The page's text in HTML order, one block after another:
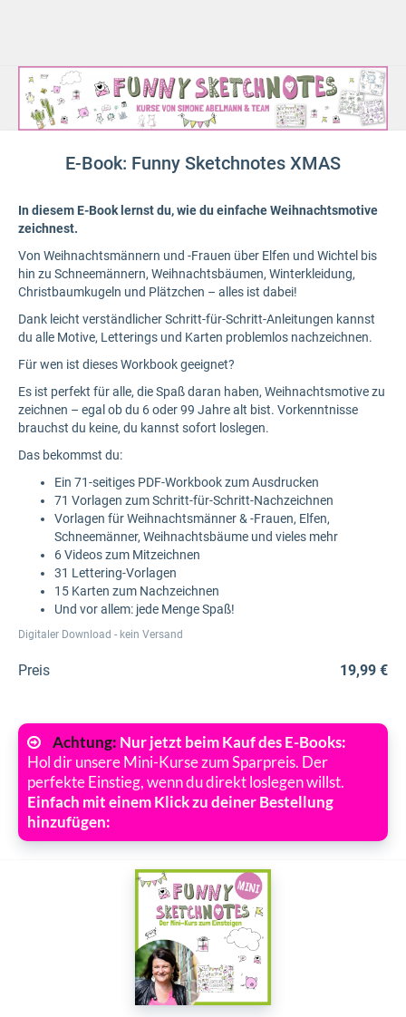
E-Book: Funny Sketchnotes XMAS
In diesem E-Book lernst du, wie du einfache Weihnachtsmotive
zeichnest.
Von Weihnachtsmännern und -Frauen über Elfen und Wichtel bis
hin zu Schneemännern, Weihnachtsbäumen, Winterkleidung,
Christbaumkugeln und Plätzchen – alles ist dabei!
Dank leicht verständlicher Schritt-für-Schritt-Anleitungen kannst
du alle Motive, Letterings und Karten problemlos nachzeichnen.
Für wen ist dieses Workbook geeignet?
Es ist perfekt für alle, die Spaß daran haben, Weihnachtsmotive zu
zeichnen – egal ob du 6 oder 99 Jahre alt bist. Vorkenntnisse
brauchst du keine, du kannst sofort loslegen.
Das bekommst du:
Ein 71-seitiges PDF-Workbook zum Ausdrucken
71 Vorlagen zum Schritt-für-Schritt-Nachzeichnen
Vorlagen für Weihnachtsmänner & -Frauen, Elfen,
Schneemänner, Weihnachtsbäume und vieles mehr
6 Videos zum Mitzeichnen
31 Lettering-Vorlagen
15 Karten zum Nachzeichnen
Und vor allem: jede Menge Spaß!
Digitaler Download - kein Versand
Preis 19,99 €
Achtung: Nur jetzt beim Kauf des E-Books:
Hol dir unsere Mini-Kurse zum Sparpreis. Der
perfekte Einstieg, wenn du direkt loslegen willst.
Einfach mit einem Klick zu deiner Bestellung
hinzufügen: